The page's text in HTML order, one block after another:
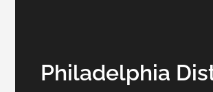
Philadelphia